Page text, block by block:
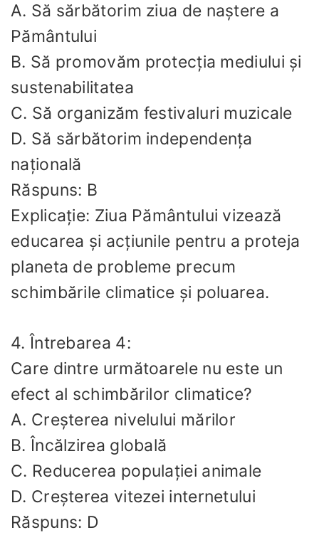
A. Să sărbătorim ziua de naștere a
Pământului
B. Să promovăm protecția mediului și
sustenabilitatea
C. Să organizăm festivaluri muzicale
D. Să sărbătorim independența
națională
Răspuns: B
Explicație: Ziua Pământului vizează
educarea și acțiunile pentru a proteja
planeta de probleme precum
schimbările climatice și poluarea.
4. Întrebarea 4:
Care dintre următoarele nu este un
efect al schimbărilor climatice?
A. Creșterea nivelului mărilor
B. Încălzirea globală
C. Reducerea populației animale
D. Creșterea vitezei internetului
Răspuns: D